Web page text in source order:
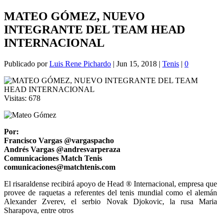
MATEO GÓMEZ, NUEVO
INTEGRANTE DEL TEAM HEAD
INTERNACIONAL
Publicado porLuis Rene Pichardo | Jun 15, 2018 | Tenis | 0
Visitas: 678
Por:
Francisco Vargas @vargaspacho
Andrés Vargas @andresvarperaza
Comunicaciones Match Tenis
comunicaciones@matchtenis.com
El risaraldense recibirá apoyo de Head ® Internacional, empresa que
provee de raquetas a referentes del tenis mundial como el alemán
Alexander Zverev, el serbio Novak Djokovic, la rusa Maria
Sharapova, entre otros